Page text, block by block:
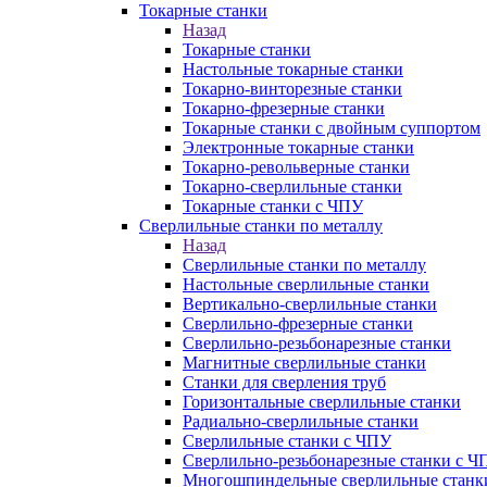
Токарные станки
Назад
Токарные станки
Настольные токарные станки
Токарно-винторезные станки
Токарно-фрезерные станки
Токарные станки с двойным суппортом
Электронные токарные станки
Токарно-револьверные станки
Токарно-сверлильные станки
Токарные станки с ЧПУ
Сверлильные станки по металлу
Назад
Сверлильные станки по металлу
Настольные сверлильные станки
Вертикально-сверлильные станки
Сверлильно-фрезерные станки
Сверлильно-резьбонарезные станки
Магнитные сверлильные станки
Станки для сверления труб
Горизонтальные сверлильные станки
Радиально-сверлильные станки
Сверлильные станки с ЧПУ
Сверлильно-резьбонарезные станки с
Многошпиндельные сверлильные